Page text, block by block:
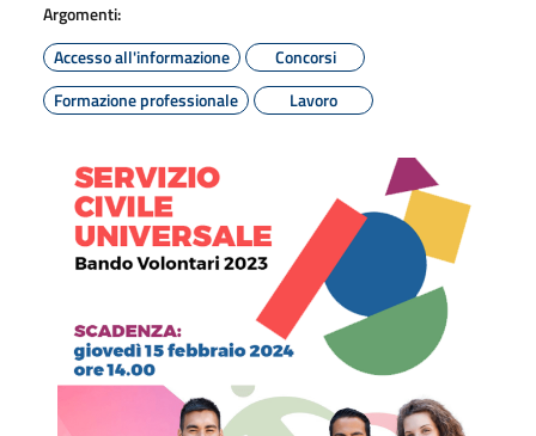
Argomenti:
Accesso all'informazione
Concorsi
Formazione professionale
Lavoro